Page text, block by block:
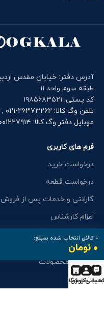
۰ کالای انتخاب شده بمبلغ:
۰ تومان
طبقه سوم واحد ۱۱
کد پستی: ۱۹۸۵۶۸۳۵۲۱
تلفن وگ کالا: ۲۶۳۷۳۲۶۲-۰۲۱ , ۲۶۳۷۳۲۶۴-۰۲۱
موبایل دفتر وگ کالا: ۰۹۰۰۱۲۲۷۹۱۴
فرم های کاربری
درخواست خرید
درخواست قطعه
گارانتی و خدمات پس از فروش
اعزام کارشناس
فرم های کاربری
کاتالوگ محصولات
استخدام
حساب کاربری
فروشگاه